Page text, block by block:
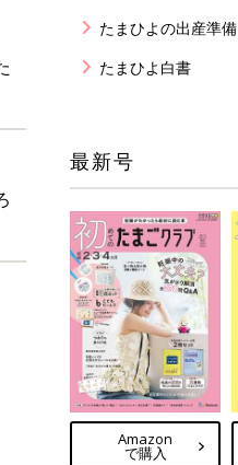
たまひよの出産準備
たまひよ白書
最新号
Amazon
で購入